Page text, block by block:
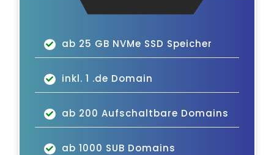
ab 25 GB NVMe SSD Speicher
inkl. 1 .de Domain
ab 200 Aufschaltbare Domains
ab 1000 SUB Domains